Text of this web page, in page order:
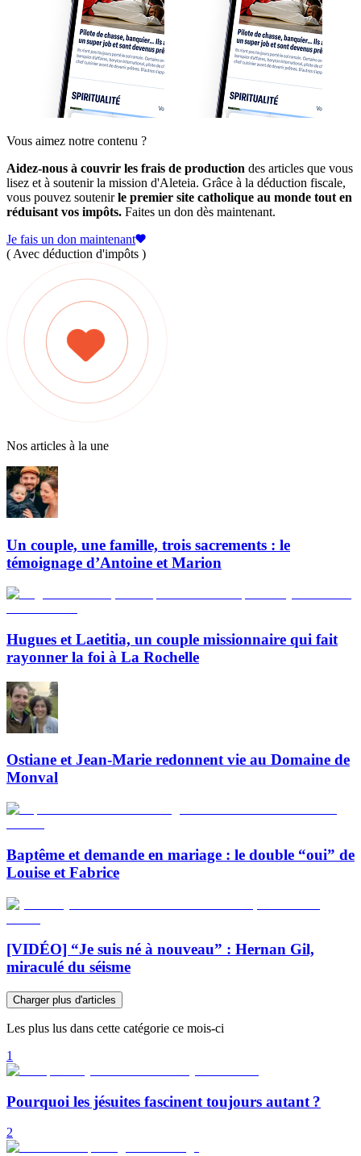
Vous aimez notre contenu ?
Aidez-nous à couvrir les frais de production des articles que vous
lisez et à soutenir la mission d'Aleteia. Grâce à la déduction fiscale,
vous pouvez soutenirle premier site catholique au monde tout en
réduisant vos impôts. Faites un don dès maintenant.
Je fais un don maintenant
( Avec déduction d'impôts )
Nos articles à la une
Un couple, une famille, trois sacrements : le
témoignage d’Antoine et Marion
Hugues et Laetitia, un couple missionnaire qui fait
rayonner la foi à La Rochelle
Ostiane et Jean-Marie redonnent vie au Domaine de
Monval
Baptême et demande en mariage : le double “oui” de
Louise et Fabrice
[VIDÉO] “Je suis né à nouveau” : Hernan Gil,
miraculé du séisme
Charger plus d'articles
Les plus lus dans cette catégorie ce mois-ci
1
Pourquoi les jésuites fascinent toujours autant ?
2